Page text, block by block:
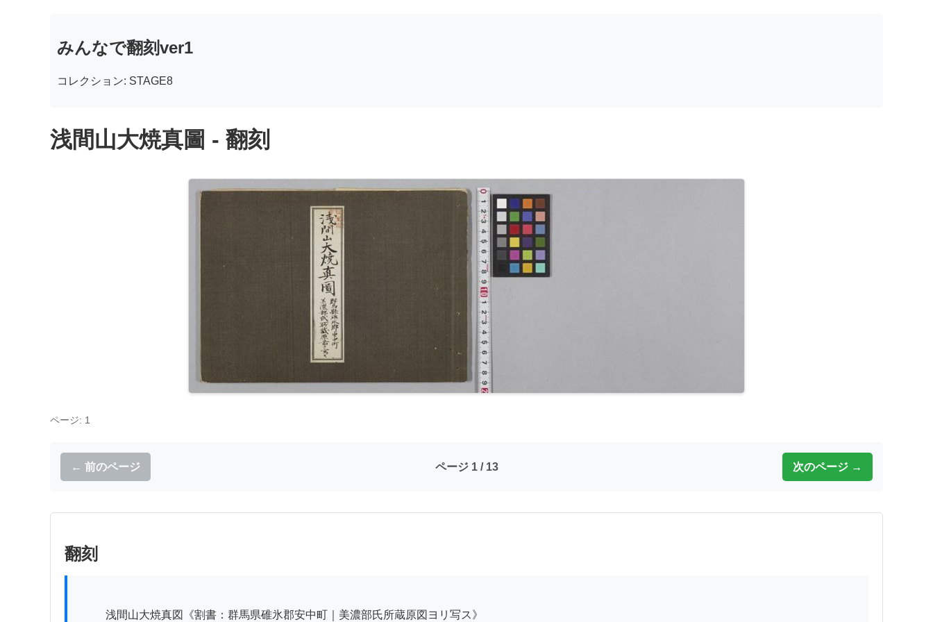
みんなで翻刻ver1
コレクション: STAGE8
浅間山大焼真圖 - 翻刻
ページ: 1
← 前のページ ページ 1 / 13 次のページ →
翻刻